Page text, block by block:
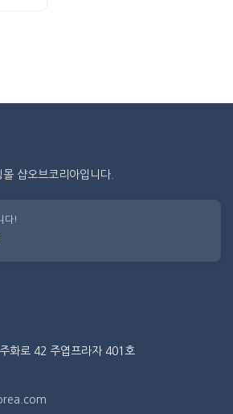
샵오브코리아입니다.
다!
화로 42 주엽프라자 401호